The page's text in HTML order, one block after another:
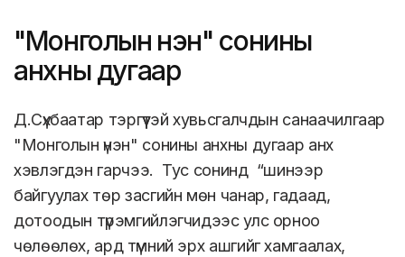
"Монголын үнэн" сонины
анхны дугаар
Д.Сүхбаатар тэргүүтэй хувьсгалчдын санаачилгаар
"Монголын үнэн" сонины анхны дугаар анх
хэвлэгдэн гарчээ. Тус сонинд “шинээр
байгуулах төр засгийн мөн чанар, гадаад,
дотоодын түрэмгийлэгчидээс улс орноо
чөлөөлөх, ард түмний эрх ашгийг хамгаалах,